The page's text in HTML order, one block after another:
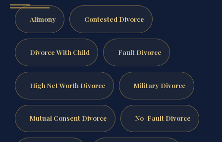
Alimony Contested Divorce
Divorce With Child Fault Divorce
High Net Worth Divorce Military Divorce
Mutual Consent Divorce No-Fault Divorce